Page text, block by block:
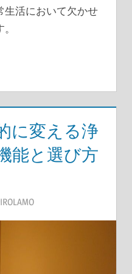
生活において欠かせ
に変える浄
能と選び方